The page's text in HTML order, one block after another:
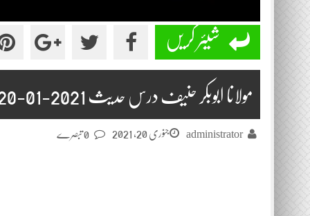
شیئر کریں
مولانا ابوبکر حنیف درس حدیث 2021-01-20
administrator جنوری 20, 2021